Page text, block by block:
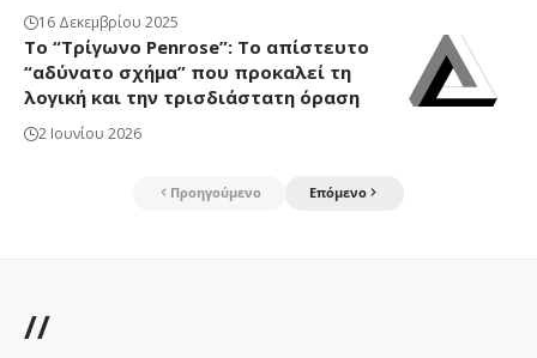
16 Δεκεμβρίου 2025
Το “Τρίγωνο Penrose”: Το απίστευτο
“αδύνατο σχήμα” που προκαλεί τη
λογική και την τρισδιάστατη όραση
2 Ιουνίου 2026
Προηγούμενο Επόμενο
//